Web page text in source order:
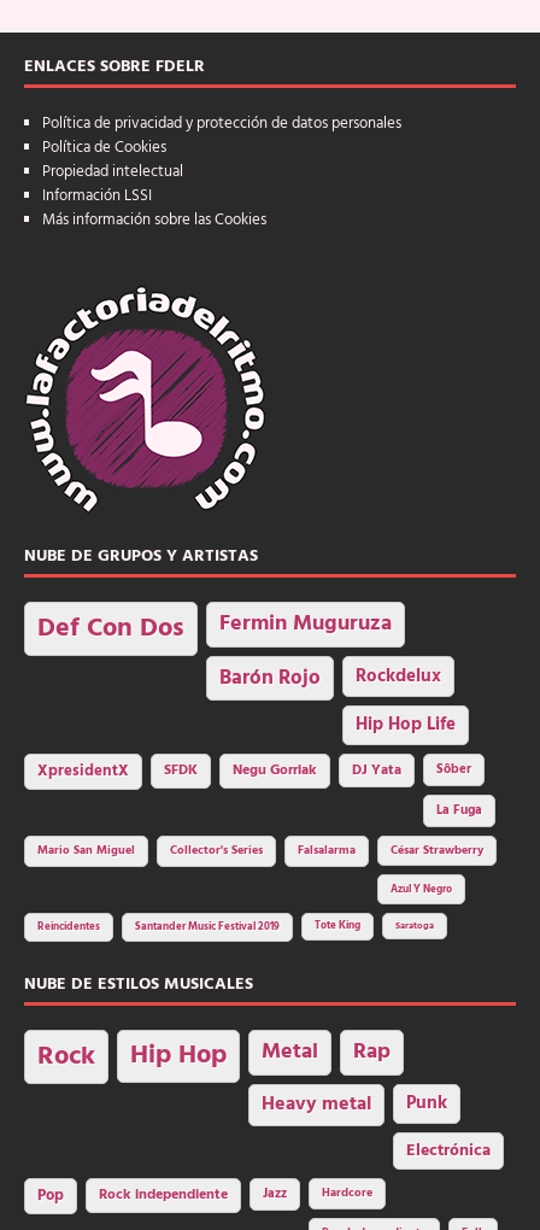
ENLACES SOBRE FDELR
Política de privacidad y protección de datos personales
Política de Cookies
Propiedad intelectual
Información LSSI
Más información sobre las Cookies
NUBE DE GRUPOS Y ARTISTAS
Def Con Dos Fermin Muguruza
Barón Rojo Rockdelux
Hip Hop Life
XpresidentX SFDK Negu Gorriak DJ Yata
Sôber
La Fuga
Mario San Miguel
Collector's Series Falsalarma César Strawberry
Azul Y Negro
Reincidentes Santander Music Festival 2019 Tote King Saratoga
NUBE DE ESTILOS MUSICALES
Rock Hip Hop Metal Rap
Heavy metal Punk
Electrónica
Pop Rock independiente Jazz Hardcore